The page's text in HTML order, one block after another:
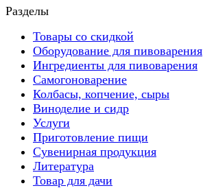
Разделы
Товары со скидкой
Оборудование для пивоварения
Ингредиенты для пивоварения
Самогоноварение
Колбасы, копчение, сыры
Виноделие и сидр
Услуги
Приготовление пищи
Сувенирная продукция
Литература
Товар для дачи